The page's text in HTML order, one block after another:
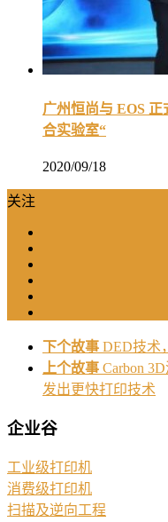
广州恒尚与 EOS
合实验室“
2020/09/18
关注
下个故事 DED技术
上个故事 Carbon
发出更快打印技术
企业谷
工业级打印机
消费级打印机
扫描及逆向工程